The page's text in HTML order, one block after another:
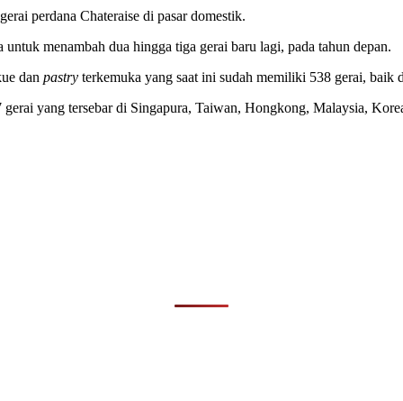
perdana Chateraise di pasar domestik.
menambah dua hingga tiga gerai baru lagi, pada tahun depan.
dan pastry terkemuka yang saat ini sudah memiliki 538 gerai, baik
yang tersebar di Singapura, Taiwan, Hongkong, Malaysia,